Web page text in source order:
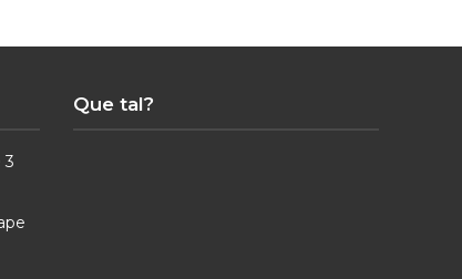
3
Que tal?